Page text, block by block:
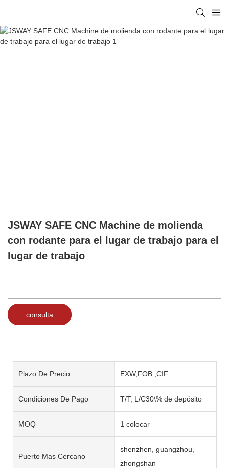
JSWAY SAFE CNC Machine de molienda
con rodante para el lugar de trabajo para el
lugar de trabajo
consulta
Plazo De Precio EXW,FOB ,CIF
Condiciones De Pago T/T, L/C30\% de depósito
MOQ 1 colocar
Puerto Mas Cercano
shenzhen, guangzhou,
zhongshan